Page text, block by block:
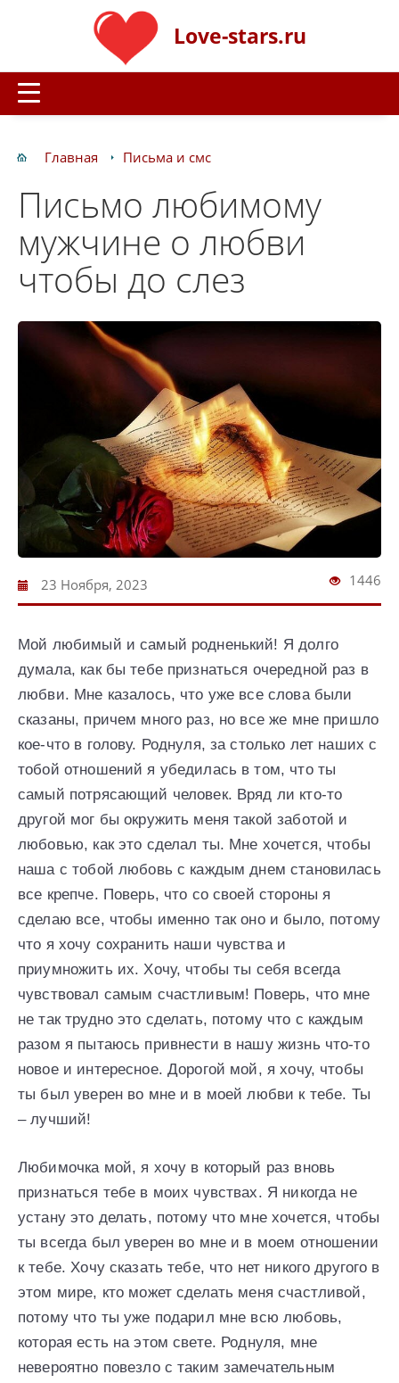
Love-stars.ru
Главная Письма и смс
Письмо любимому
мужчине о любви
чтобы до слез
23 Ноября, 2023 1446
Мой любимый и самый родненький! Я долго
думала, как бы тебе признаться очередной раз в
любви. Мне казалось, что уже все слова были
сказаны, причем много раз, но все же мне пришло
кое-что в голову. Роднуля, за столько лет наших с
тобой отношений я убедилась в том, что ты
самый потрясающий человек. Вряд ли кто-то
другой мог бы окружить меня такой заботой и
любовью, как это сделал ты. Мне хочется, чтобы
наша с тобой любовь с каждым днем становилась
все крепче. Поверь, что со своей стороны я
сделаю все, чтобы именно так оно и было, потому
что я хочу сохранить наши чувства и
приумножить их. Хочу, чтобы ты себя всегда
чувствовал самым счастливым! Поверь, что мне
не так трудно это сделать, потому что с каждым
разом я пытаюсь привнести в нашу жизнь что-то
новое и интересное. Дорогой мой, я хочу, чтобы
ты был уверен во мне и в моей любви к тебе. Ты
– лучший!
Любимочка мой, я хочу в который раз вновь
признаться тебе в моих чувствах. Я никогда не
устану это делать, потому что мне хочется, чтобы
ты всегда был уверен во мне и в моем отношении
к тебе. Хочу сказать тебе, что нет никого другого в
этом мире, кто может сделать меня счастливой,
потому что ты уже подарил мне всю любовь,
которая есть на этом свете. Роднуля, мне
невероятно повезло с таким замечательным